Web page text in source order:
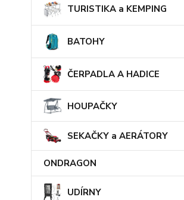
TURISTIKA a KEMPING
BATOHY
ČERPADLA A HADICE
HOUPAČKY
SEKAČKY a AERÁTORY
ONDRAGON
UDÍRNY